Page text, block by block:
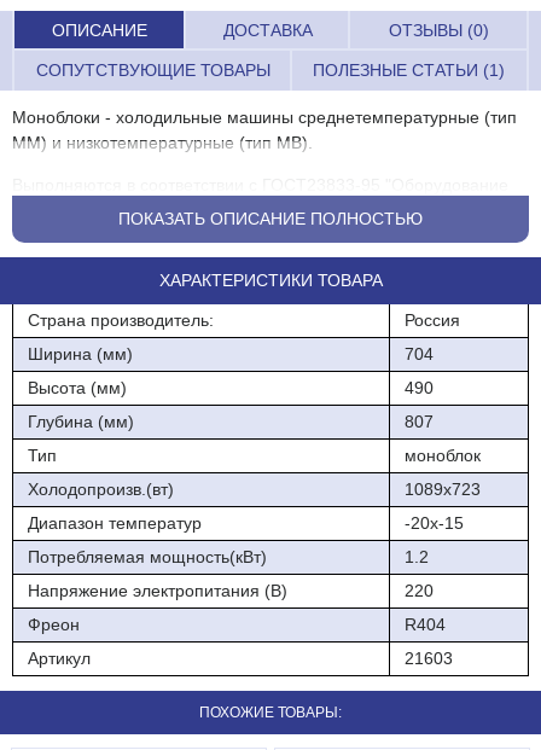
ОПИСАНИЕ ДОСТАВКА ОТЗЫВЫ (0)
СОПУТСТВУЮЩИЕ ТОВАРЫ ПОЛЕЗНЫЕ СТАТЬИ (1)
Моноблоки - холодильные машины среднетемпературные (тип
ММ) и низкотемпературные (тип МВ).
холодильное торговое" и предназначены для работы при
температуре окружающего воздуха от +5°С до +40°С и
относительной влажности не выше 80%.
При установке комплекта для работы в зимних условиях -
"зимний комплект" (U) - температура окружающего воздуха
должна быть не ниже -10°С.
В состав комплектующих стандартного исполнения моноблоков
входят:
- светильник с лампой накаливания
- соединитель сетевой
- выключатель
- розетка (для 3-х фазных агрегатов)
- трубка слива воды
- кронштейн навески
ПОКАЗАТЬ ОПИСАНИЕ ПОЛНОСТЬЮ
ХАРАКТЕРИСТИКИ ТОВАРА
Страна производитель:
Россия
Ширина (мм)
704
Высота (мм)
490
Глубина (мм)
807
Тип
моноблок
Холодопроизв.(вт)
1089х723
Диапазон температур
-20х-15
Потребляемая мощность(кВт)
1.2
Напряжение электропитания (В)
220
Фреон
R404
Артикул
21603
ПОХОЖИЕ ТОВАРЫ: